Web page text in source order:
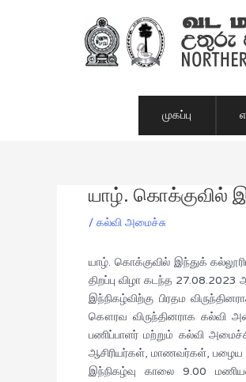
முகப்பு
யாழ். கொக்குவில்
/ கல்வி அமைச்சு
யாழ். கொக்குவில் இந்துக்
திறப்பு விழா கடந்த
இந்நிகழ்விற்கு பிரதம
கௌரவ விருந்தினராக கல்வி
பணிப்பாளர் மற்றும் கல்வி
ஆசிரியர்கள், மாணவர்கள், பழைய
இந்நிகழ்வு காலை 9.00
Post
navigation